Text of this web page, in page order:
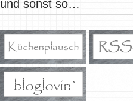
und sonst so…